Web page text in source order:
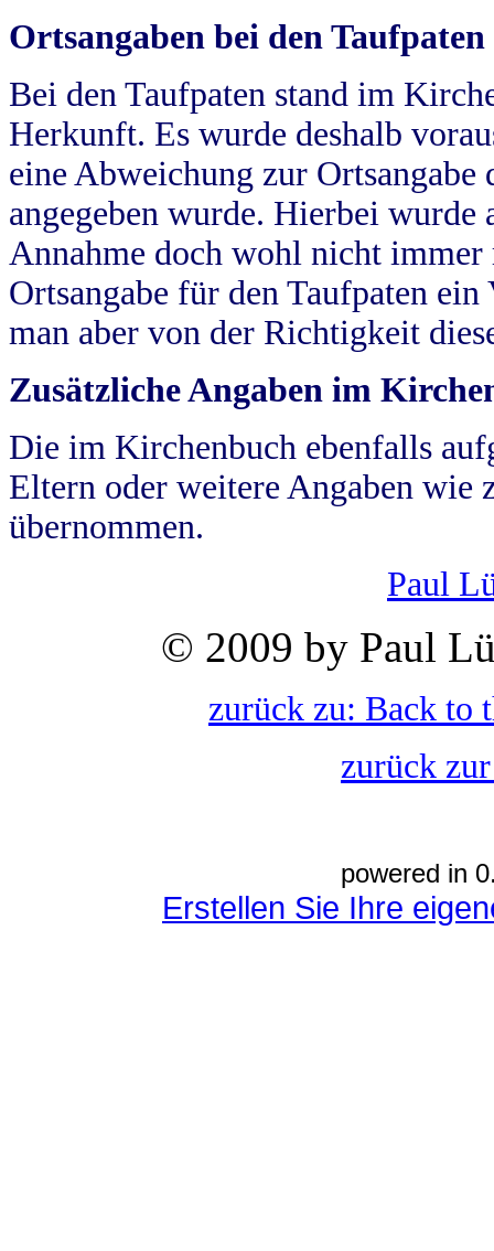
Ortsangaben bei den Taufpaten
Bei den Taufpaten stand im
Herkunft. Es wurde deshalb
eine Abweichung zur
angegeben wurde. Hierbei wurde
Annahme doch wohl nicht
Ortsangabe für den Taufpaten
man aber von der Richtigkeit
Zusätzliche Angaben im
Die im Kirchenbuch ebenfalls
Eltern oder weitere Angaben wie
übernommen.
Paul
© 2009 by Paul
zurück zu: Back to
zurück
powered in
Erstellen Sie Ihre